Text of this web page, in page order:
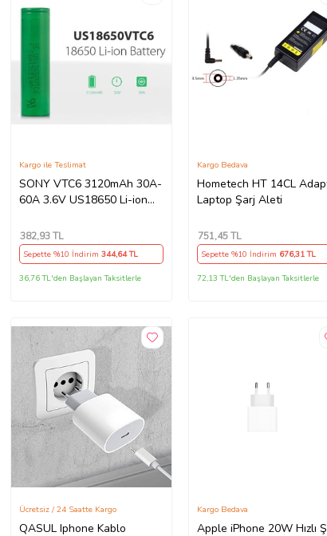
SONY VTC6 3120mAh 30A-
60A 3.6V US18650 Li-ion
Kargo ile Teslimat
382,93 TL
Sepette %10 İndirim 344,64 TL
36,76 TL'den Başlayan Taksitlerle
Hometech HT 14CL
Laptop Şarj Aleti
Kargo Bedava
751,45 TL
Sepette %10 İndirim 676,31 TL
72,13 TL'den Başlayan Taksitlerle
QASUL Iphone Kablo
Ücretsiz / 24 Saatte Kargo
Apple iPhone 20W Hızlı
Kargo Bedava